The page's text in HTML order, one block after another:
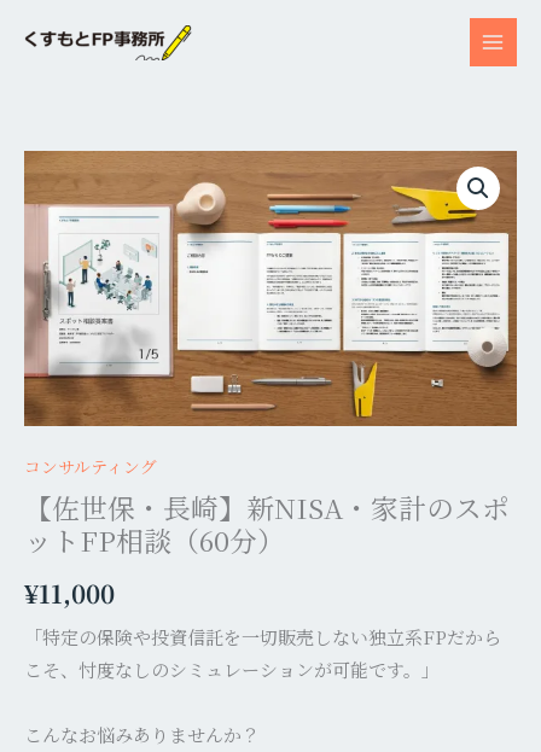
コンサルティング
【佐世保・長崎】新NISA・家計のスポ
ットFP相談（60分）
¥11,000
「特定の保険や投資信託を一切販売しない独立系FPだから
こそ、忖度なしのシミュレーションが可能です。」
こんなお悩みありませんか？
崎】
NISA・
家
計
ス
ト
FP
談
（60
個